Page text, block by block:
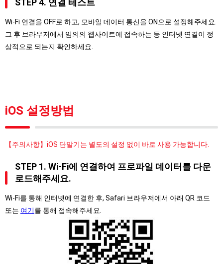
STEP 4. 연결 테스트
Wi-Fi 연결을 OFF로 하고, 모바일 데이터 통신을 ON으로 설정해주세요.
그 후 브라우저에서 임의의 웹사이트에 접속하는 등 인터넷 연결이 정
상적으로 되는지 확인하세요.
iOS 설정방법
【주의사항】iOS 단말기는 별도의 설정 없이 바로 사용 가능합니다.
STEP 1. Wi-Fi에 연결하여 프로파일 데이터를 다운
로드해주세요.
Wi-Fi를 통해 인터넷에 연결한 후, Safari 브라우저에서 아래 QR 코드
또는 여기를 통해 접속해주세요.